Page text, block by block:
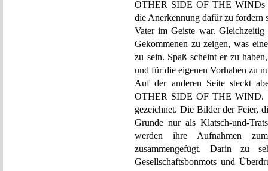
OTHER SIDE OF THE WINDs
die Anerkennung dafür zu fordern
Vater im Geiste war.
Gekommenen zu zeigen, was
zu sein. Spaß scheint er zu
und für die eigenen Vorhaben zu
Auf der anderen Seite steckt
OTHER SIDE OF THE WIND.
gezeichnet. Die Bilder der Feier,
Grunde nur als Klatsch-und-
werden ihre Aufnahmen
zusammengefügt. Darin zu
Gesellschaftsbonmots und